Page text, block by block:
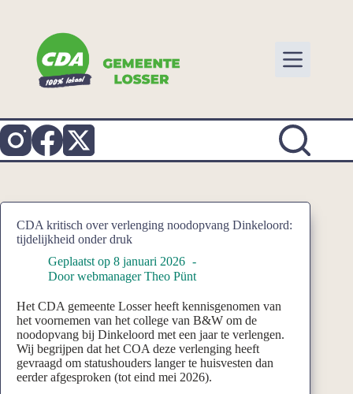
CDA kritisch over verlenging noodopvang Dinkeloord:
tijdelijkheid onder druk
Geplaatst op 8 januari 2026
Door webmanager Theo Pünt
Het CDA gemeente Losser heeft kennisgenomen van
het voornemen van het college van B&W om de
noodopvang bij Dinkeloord met een jaar te verlengen.
Wij begrijpen dat het COA deze verlenging heeft
gevraagd om statushouders langer te huisvesten dan
eerder afgesproken (tot eind mei 2026).